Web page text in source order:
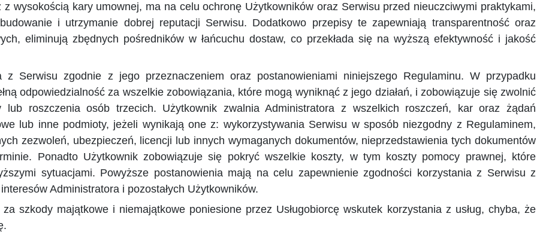
wysokością kary umownej, ma na celu ochronę Użytkowników oraz Serwisu przed nieuczciwymi praktykami,
i utrzymanie dobrej reputacji Serwisu. Dodatkowo przepisy te zapewniają transparentność oraz
eliminują zbędnych pośredników w łańcuchu dostaw, co przekłada się na wyższą efektywność i jakość
Serwisu zgodnie z jego przeznaczeniem oraz postanowieniami niniejszego Regulaminu. W przypadku
odpowiedzialność za wszelkie zobowiązania, które mogą wyniknąć z jego działań, i zobowiązuje się zwolnić
lub roszczenia osób trzecich. Użytkownik zwalnia Administratora z wszelkich roszczeń, kar oraz żądań
lub inne podmioty, jeżeli wynikają one z: wykorzystywania Serwisu w sposób niezgodny z Regulaminem,
zezwoleń, ubezpieczeń, licencji lub innych wymaganych dokumentów, nieprzedstawienia tych dokumentów
Ponadto Użytkownik zobowiązuje się pokryć wszelkie koszty, w tym koszty pomocy prawnej, które
sytuacjami. Powyższe postanowienia mają na celu zapewnienie zgodności korzystania z Serwisu z
Administratora i pozostałych Użytkowników.
szkody majątkowe i niemajątkowe poniesione przez Usługobiorcę wskutek korzystania z usług, chyba, że